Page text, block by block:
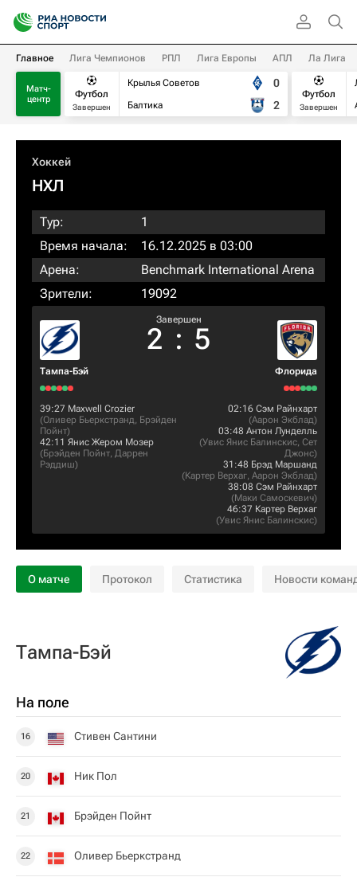
Главное Лига Чемпионов РПЛ Лига Европы АПЛ Ла Лига
Матч-
центр
Футбол
Завершен
Крылья Советов
Балтика
0
2
Футбол
Завершен
Хоккей
НХЛ
Тур:
1
Время начала:
16.12.2025 в 03:00
Арена:
Benchmark International Arena
Зрители:
19092
Тампа-Бэй
Завершен
2 : 5
Флорида
39:27 Maxwell Crozier
(Оливер Бьеркстранд, Брэйден
Пойнт)
42:11 Янис Жером Мозер
(Брэйден Пойнт, Даррен
Рэддиш)
02:16 Сэм Райнхарт
(Аарон Экблад)
03:48 Антон Лунделль
(Увис Янис Балинскис, Сет
Джонс)
31:48 Брэд Маршанд
(Картер Верхаг, Аарон Экблад)
38:08 Сэм Райнхарт
(Маки Самоскевич)
46:37 Картер Верхаг
(Увис Янис Балинскис)
О матче Протокол Статистика Новости
Тампа-Бэй
На поле
16 Стивен Сантини
20 Ник Пол
21 Брэйден Пойнт
22 Оливер Бьеркстранд